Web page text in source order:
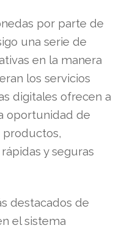
por parte de
una serie de
en la manera
los servicios
digitales ofrecen a
oportunidad de
productos,
y seguras
destacados de
el sistema